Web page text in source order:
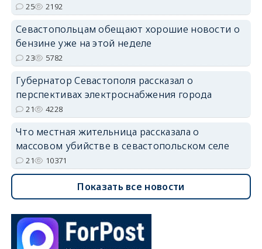
25 2192
Севастопольцам обещают хорошие новости о
бензине уже на этой неделе
23 5782
Губернатор Севастополя рассказал о
перспективах электроснабжения города
21 4228
Что местная жительница рассказала о
массовом убийстве в севастопольском селе
21 10371
Показать все новости